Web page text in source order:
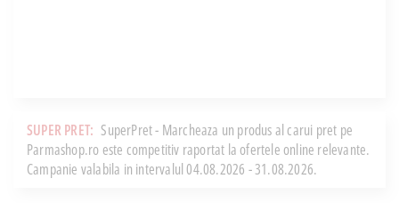
SUPER PRET: SuperPret - Marcheaza un produs al carui pret pe
Parmashop.ro este competitiv raportat la ofertele online relevante.
Campanie valabila in intervalul 04.08.2026 - 31.08.2026.